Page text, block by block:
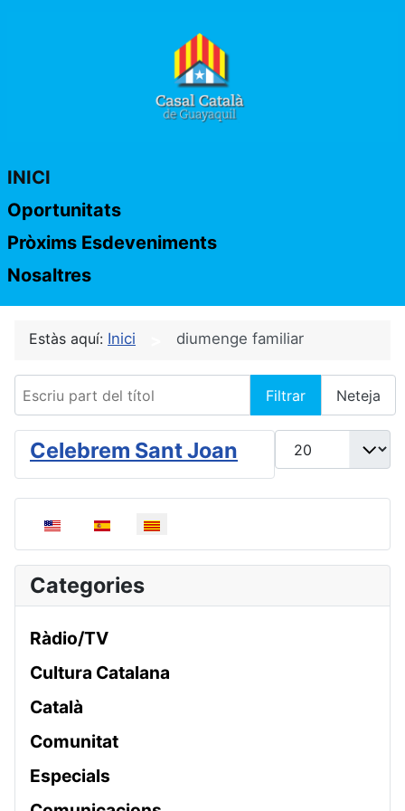
INICI
Oportunitats
Pròxims Esdeveniments
Nosaltres
Estàs aquí: Inici diumenge familiar
Escriu part del títol
Filtrar Neteja
Mostrar #
Celebrem Sant Joan
Seleccioni el seu idioma
Categories
Ràdio/TV
Cultura Catalana
Català
Comunitat
Especials